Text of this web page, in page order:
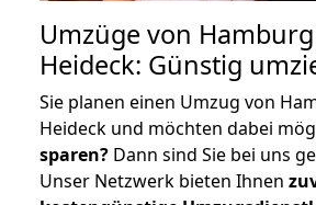
Umzüge von
Heideck: Günstig
Sie planen einen Umzug von
Heideck und möchten dabei
sparen? Dann sind Sie bei uns
Unser Netzwerk bieten Ihnen